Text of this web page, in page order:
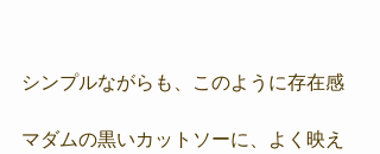
シンプルながらも、このように存在感
マダムの黒いカットソーに、よく映え